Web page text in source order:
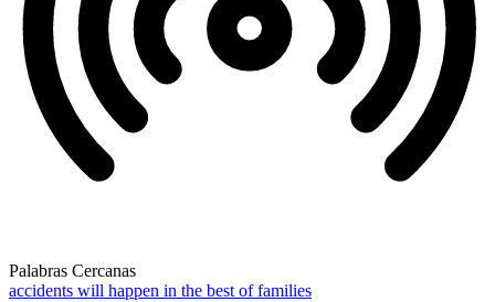
Palabras Cercanas
accidents will happen in the best of families